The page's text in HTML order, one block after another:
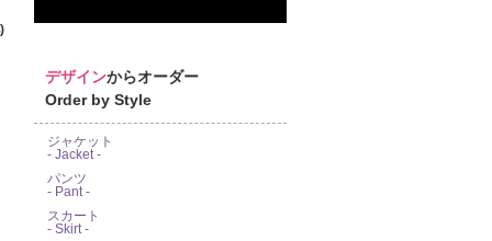
デザインからオーダー
Order by Style
ジャケット
- Jacket -
パンツ
- Pant -
スカート
- Skirt -